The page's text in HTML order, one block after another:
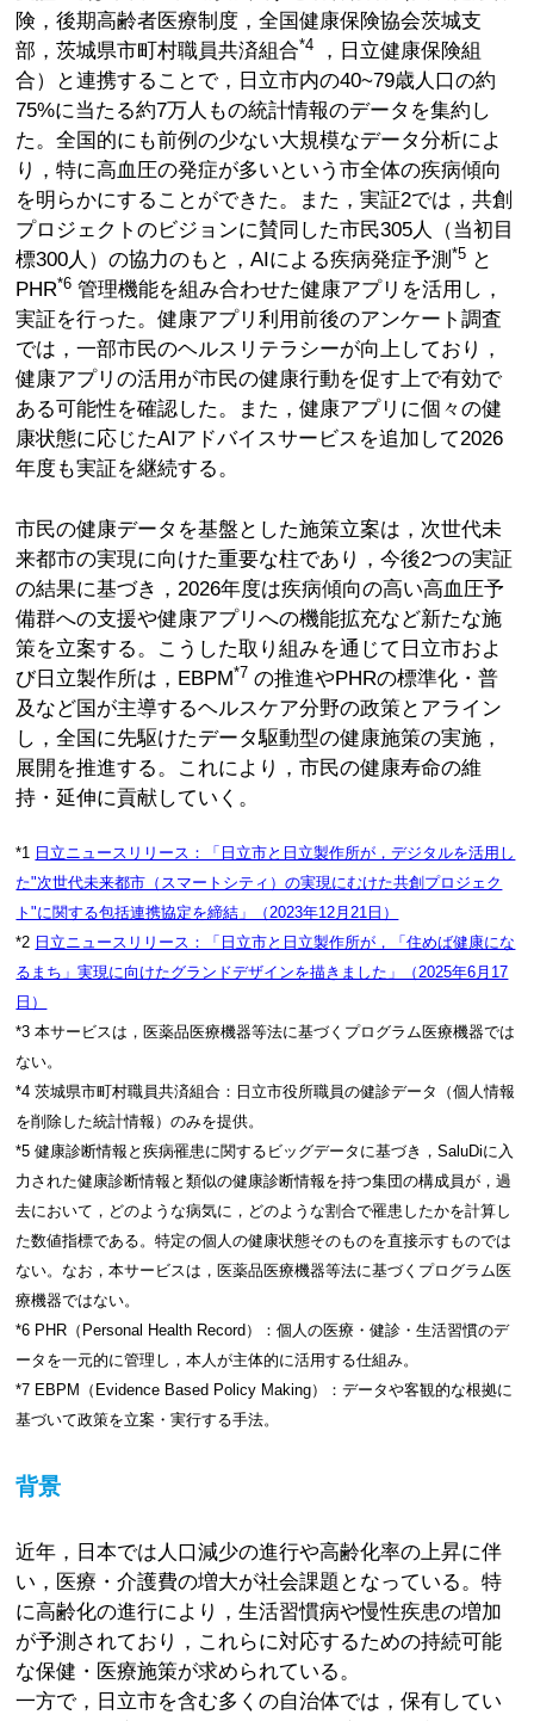
険，後期高齢者医療制度，全国健康保険協会茨城支
部，茨城県市町村職員共済組合*4
，日立健康保険組
合）と連携することで，日立市内の40~79歳人口の約
75%に当たる約7万人もの統計情報のデータを集約し
た。全国的にも前例の少ない大規模なデータ分析によ
り，特に高血圧の発症が多いという市全体の疾病傾向
を明らかにすることができた。また，実証2では，共創
プロジェクトのビジョンに賛同した市民305人（当初目
標300人）の協力のもと，AIによる疾病発症予測 *5 と
PHR*6 管理機能を組み合わせた健康アプリを活用し，
実証を行った。健康アプリ利用前後のアンケート調査
では，一部市民のヘルスリテラシーが向上しており，
健康アプリの活用が市民の健康行動を促す上で有効で
ある可能性を確認した。また，健康アプリに個々の健
康状態に応じたAIアドバイスサービスを追加して2026
年度も実証を継続する。
市民の健康データを基盤とした施策立案は，次世代未
来都市の実現に向けた重要な柱であり，今後2つの実証
の結果に基づき，2026年度は疾病傾向の高い高血圧予
備群への支援や健康アプリへの機能拡充など新たな施
策を立案する。こうした取り組みを通じて日立市およ
び日立製作所は，EBPM*7 の推進やPHRの標準化・普
及など国が主導するヘルスケア分野の政策とアライン
し，全国に先駆けたデータ駆動型の健康施策の実施，
展開を推進する。これにより，市民の健康寿命の維
持・延伸に貢献していく。
*1 日立ニュースリリース：「日立市と日立製作所が，デジタルを活用し
た"次世代未来都市（スマートシティ）の実現にむけた共創プロジェク
ト"に関する包括連携協定を締結」（2023年12月21日）
*2 日立ニュースリリース：「日立市と日立製作所が，「住めば健康にな
るまち」実現に向けたグランドデザインを描きました」（2025年6月17
日）
*3 本サービスは，医薬品医療機器等法に基づくプログラム医療機器では
ない。
*4 茨城県市町村職員共済組合：日立市役所職員の健診データ（個人情報
を削除した統計情報）のみを提供。
*5 健康診断情報と疾病罹患に関するビッグデータに基づき，SaluDiに入
力された健康診断情報と類似の健康診断情報を持つ集団の構成員が，過
去において，どのような病気に，どのような割合で罹患したかを計算し
た数値指標である。特定の個人の健康状態そのものを直接示すものでは
ない。なお，本サービスは，医薬品医療機器等法に基づくプログラム医
療機器ではない。
*6 PHR（Personal Health Record）：個人の医療・健診・生活習慣のデ
ータを一元的に管理し，本人が主体的に活用する仕組み。
*7 EBPM（Evidence Based Policy Making）：データや客観的な根拠に
基づいて政策を立案・実行する手法。
背景
近年，日本では人口減少の進行や高齢化率の上昇に伴
い，医療・介護費の増大が社会課題となっている。特
に高齢化の進行により，生活習慣病や慢性疾患の増加
が予測されており，これらに対応するための持続可能
な保健・医療施策が求められている。
一方で，日立市を含む多くの自治体では，保有してい